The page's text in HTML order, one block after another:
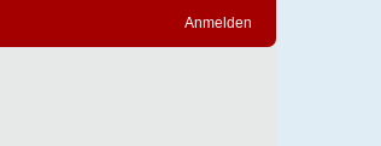
Anmelden